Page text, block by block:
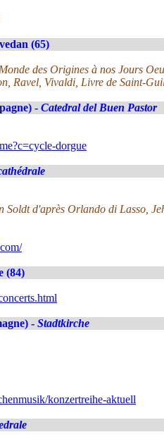
(65)
des Origines à nos Jours
Ravel, Vivaldi, Livre de Saint-
- Catedral del Buen Pastor
dorgue
Soldt d'après Orlando di Lasso,
(84)
- Stadtkirche
konzertreihe-aktuell